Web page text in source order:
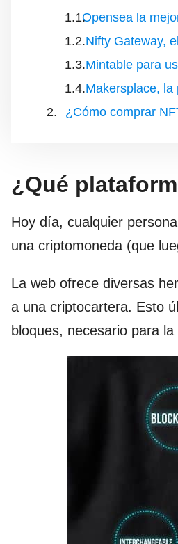
Opensea la
Nifty Gateway,
Mintable para
Makersplace, la
¿Cómo comprar
¿Qué
Hoy día, cualquier
una criptomoneda (que
La web ofrece diversas
a una criptocartera. Esto
bloques, necesario para